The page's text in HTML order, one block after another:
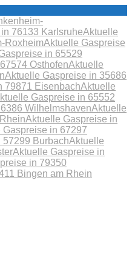
76133 KarlsruheAktuelle
RoxheimAktuelle Gaspreise
in 65529
OsthofenAktuelle
Aktuelle Gaspreise in 35686
79871 EisenbachAktuelle
Gaspreise in 65552
WilhelmshavenAktuelle
Aktuelle Gaspreise in
Gaspreise in 67297
BurbachAktuelle
Aktuelle Gaspreise in
in 79350
Bingen am Rhein